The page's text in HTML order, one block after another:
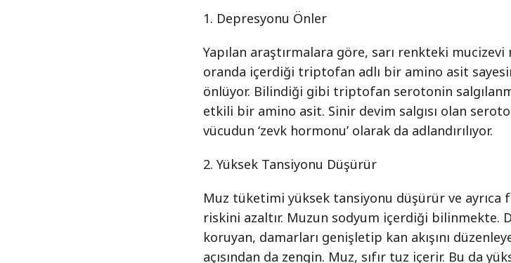
1. Depresyonu Önler
Yapılan araştırmalara göre, sarı renkteki mucizevi
oranda içerdiği triptofan adlı bir amino asit
önlüyor. Bilindiği gibi triptofan serotonin
etkili bir amino asit. Sinir devim salgısı olan
vücudun ‘zevk hormonu’ olarak da adlandırılıyor.
2. Yüksek Tansiyonu Düşürür
Muz tüketimi yüksek tansiyonu düşürür ve ayrıca
riskini azaltır. Muzun sodyum içerdiği bilinmekte.
koruyan, damarları genişletip kan akışını
açısından da zengin. Muz, sıfır tuz içerir. Bu da